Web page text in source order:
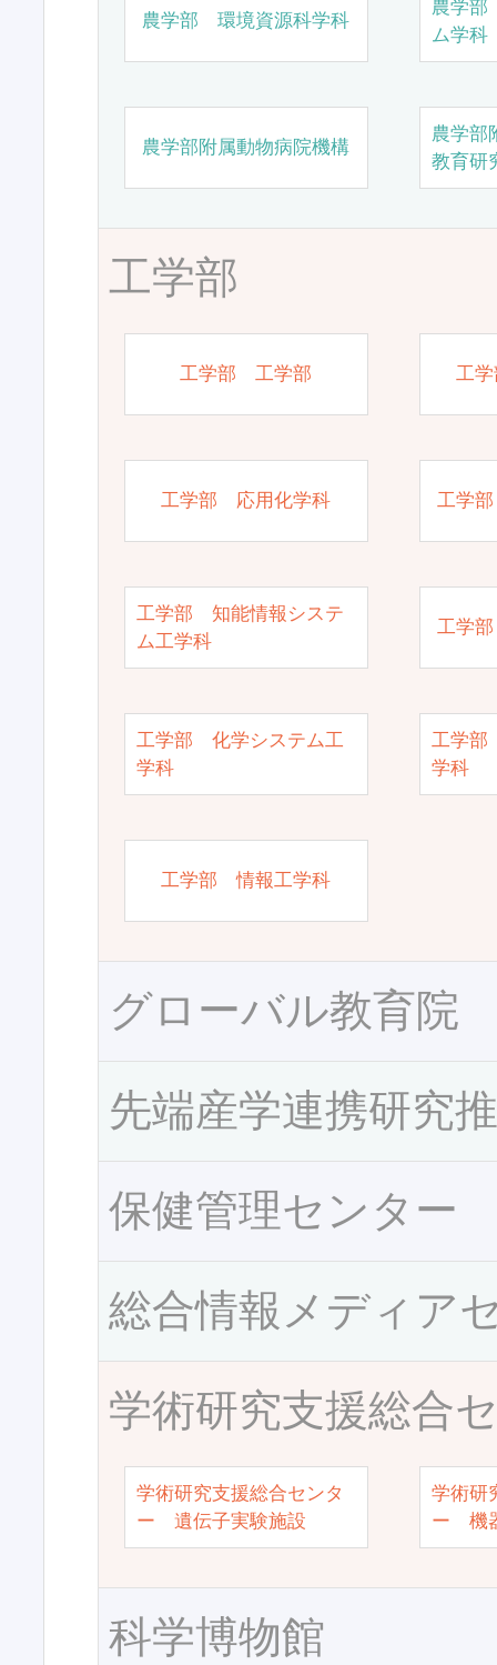
農学部 環境資源科学科
農学
ム学科
農学部附属動物病院機構
農学部
教育研
工学部
工学部 工学部 工
工学部 応用化学科 工学
工学部 知能情報システ
ム工学科
工学
工学部 化学システム工
学科
工学部
学科
工学部 情報工学科
グローバル教育院
先端産学連携研究
保健管理センター
総合情報メディア
学術研究支援総合
学術研究支援総合センタ
ー 遺伝子実験施設
学術研
ー 機
科学博物館